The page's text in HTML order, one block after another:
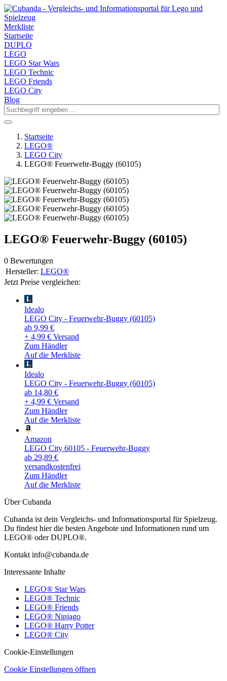
Merkliste
Startseite
DUPLO
LEGO
LEGO Star Wars
LEGO Technic
LEGO Friends
LEGO City
Blog
Startseite
LEGO®
LEGO City
LEGO® Feuerwehr-Buggy (60105)
LEGO® Feuerwehr-Buggy (60105)
0 Bewertungen
Hersteller: LEGO®
Jetzt Preise vergleichen:
Idealo
LEGO City - Feuerwehr-Buggy (60105)
ab 9,99 €
+ 4,99 € Versand
Zum Händler
Auf die Merkliste
Idealo
LEGO City - Feuerwehr-Buggy (60105)
ab 14,80 €
+ 4,99 € Versand
Zum Händler
Auf die Merkliste
Amazon
LEGO City 60105 - Feuerwehr-Buggy
ab 29,89 €
versandkostenfrei
Zum Händler
Auf die Merkliste
Über Cubanda
Cubanda ist dein Vergleichs- und Informationsportal für Spielzeug.
Du findest hier die besten Angebote und Informationen rund um
LEGO® oder DUPLO®.
Kontakt info@cubanda.de
Interessante Inhalte
LEGO® Star Wars
LEGO® Technic
LEGO® Friends
LEGO® Ninjago
LEGO® Harry Potter
LEGO® City
Cookie-Einstellungen
Cookie Einstellungen öffnen